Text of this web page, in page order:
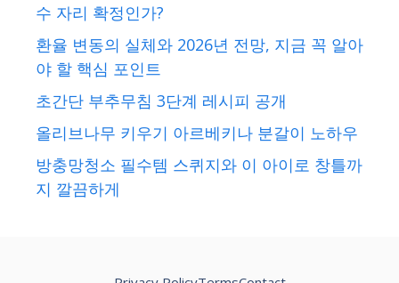
수 자리 확정인가?
환율 변동의 실체와 2026년 전망, 지금 꼭 알아
야 할 핵심 포인트
초간단 부추무침 3단계 레시피 공개
올리브나무 키우기 아르베키나 분갈이 노하우
방충망청소 필수템 스퀴지와 이 아이로 창틀까
지 깔끔하게